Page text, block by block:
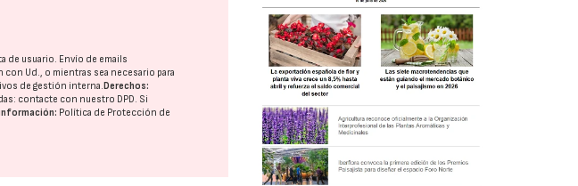
de usuario. Envío de emails
con Ud., o mientras sea necesario para
de gestión interna. Derechos:
contacte con nuestro DPD. Si
Política de Protección de